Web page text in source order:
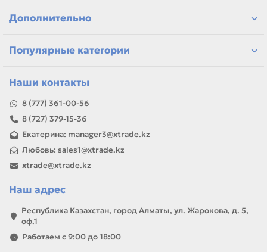
Дополнительно
Популярные категории
Наши контакты
8 (777) 361-00-56
8 (727) 379-15-36
Екатерина: manager3@xtrade.kz
Любовь: sales1@xtrade.kz
xtrade@xtrade.kz
Наш адрес
Республика Казахстан, город Алматы, ул. Жарокова, д. 5,
оф.1
Работаем с 9:00 до 18:00